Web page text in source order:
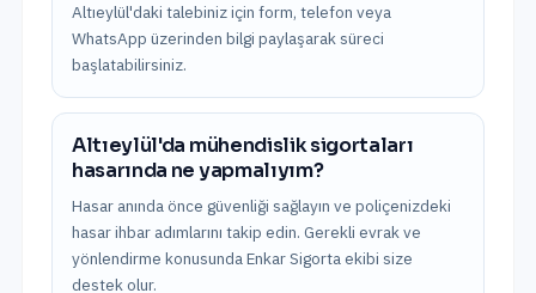
Altıeylül'daki talebiniz için form, telefon veya
WhatsApp üzerinden bilgi paylaşarak süreci
başlatabilirsiniz.
Altıeylül'da mühendislik sigortaları
hasarında ne yapmalıyım?
Hasar anında önce güvenliği sağlayın ve poliçenizdeki
hasar ihbar adımlarını takip edin. Gerekli evrak ve
yönlendirme konusunda Enkar Sigorta ekibi size
destek olur.